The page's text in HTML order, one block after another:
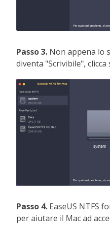
Passo 3. Non appena lo
diventa "Scrivibile", clicca
Passo 4. EaseUS NTFS
per aiutare il Mac ad